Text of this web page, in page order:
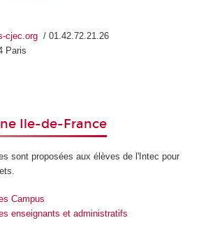
cjec.org / 01.42.72.21.26
Paris
Ile-de-France
sont proposées aux élèves de l'Intec pour
Campus
enseignants et administratifs